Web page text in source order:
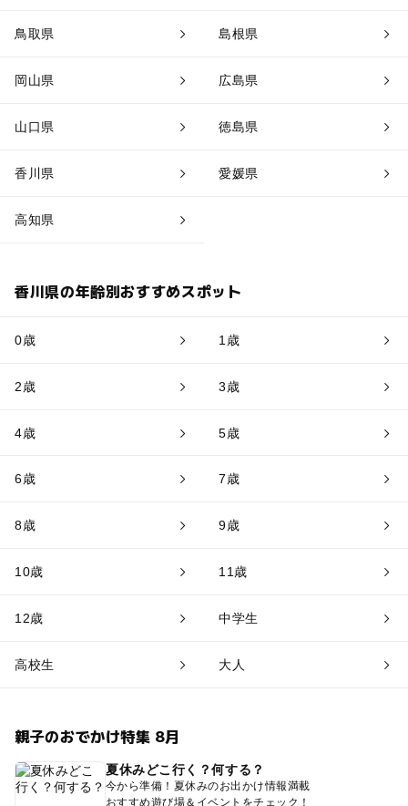
鳥取県 島根県
岡山県 広島県
山口県 徳島県
香川県 愛媛県
高知県
香川県の年齢別おすすめスポット
0歳 1歳
2歳 3歳
4歳 5歳
6歳 7歳
8歳 9歳
10歳 11歳
12歳 中学生
高校生 大人
親子のおでかけ特集 8月
夏休みどこ行く？何する？
今から準備！夏休みのお出かけ情報満載
おすすめ遊び場＆イベントをチェック！